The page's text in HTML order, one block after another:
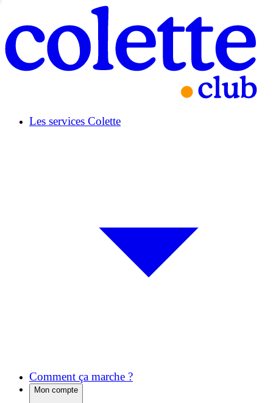
Les services Colette
Comment ça marche ?
Mon compte